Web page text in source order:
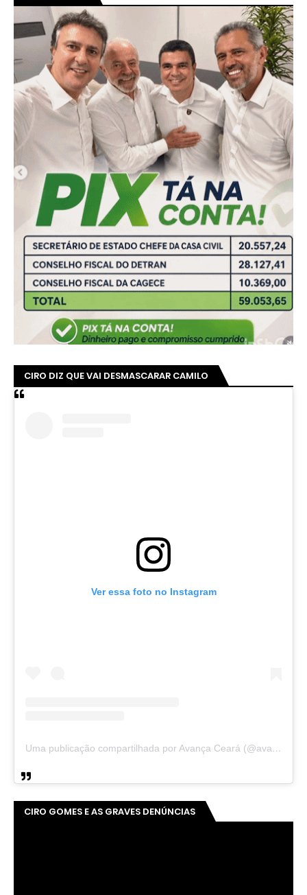
CIRO DIZ QUE VAI DESMASCARAR CAMILO
Ver essa foto no Instagram
Uma publicação compartilhada por Avança Ceará (@avancaceara)
CIRO GOMES E AS GRAVES DENÚNCIAS